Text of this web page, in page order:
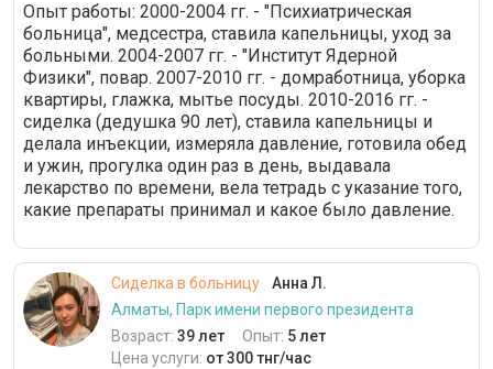
Опыт работы: 2000-2004 гг. - "Психиатрическая
больница", медсестра, ставила капельницы, уход за
больными. 2004-2007 гг. - "Институт Ядерной
Физики", повар. 2007-2010 гг. - домработница, уборка
квартиры, глажка, мытье посуды. 2010-2016 гг. -
сиделка (дедушка 90 лет), ставила капельницы и
делала инъекции, измеряла давление, готовила обед
и ужин, прогулка один раз в день, выдавала
лекарство по времени, вела тетрадь с указание того,
какие препараты принимал и какое было давление.
Сиделка в больницу
Анна Л.
Алматы, Парк имени первого президента
Возраст: 39 лет Опыт: 5 лет
Цена услуги: от 300 тнг/час